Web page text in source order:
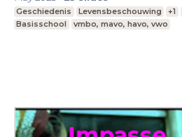
Geschiedenis Levensbeschouwing +1
Basisschool
vmbo, mavo, havo, vwo